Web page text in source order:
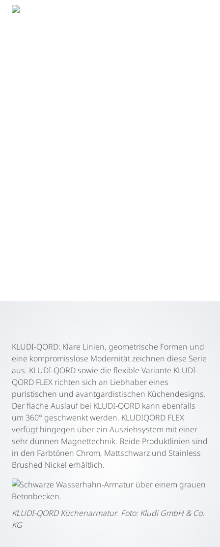
KLUDI-QORD: Klare Linien, geometrische Formen und
eine kompromisslose Modernität zeichnen diese Serie
aus. KLUDI-QORD sowie die flexible Variante KLUDI-
QORD FLEX richten sich an Liebhaber eines
puristischen und avantgardistischen Küchendesigns.
Der flache Auslauf bei KLUDI-QORD kann ebenfalls
um 360° geschwenkt werden. KLUDIQORD FLEX
verfügt hingegen über ein Ausziehsystem mit einer
sehr dünnen Magnettechnik. Beide Produktlinien sind
in den Farbtönen Chrom, Mattschwarz und Stainless
Brushed Nickel erhältlich.
KLUDI-QORD Küchenarmatur. Foto: Kludi GmbH & Co.
KG